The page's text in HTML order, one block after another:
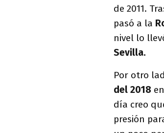
de 2011.
pasó a la
nivel lo
Sevilla.
Por otro
del 2018
día creo
presión